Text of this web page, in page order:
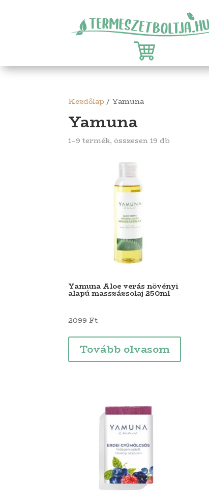
Kezdőlap / Yamuna
Yamuna
1–9 termék, összesen 19 db
Yamuna Aloe verás növényi
alapú masszázsolaj 250ml
2099 Ft
Tovább olvasom